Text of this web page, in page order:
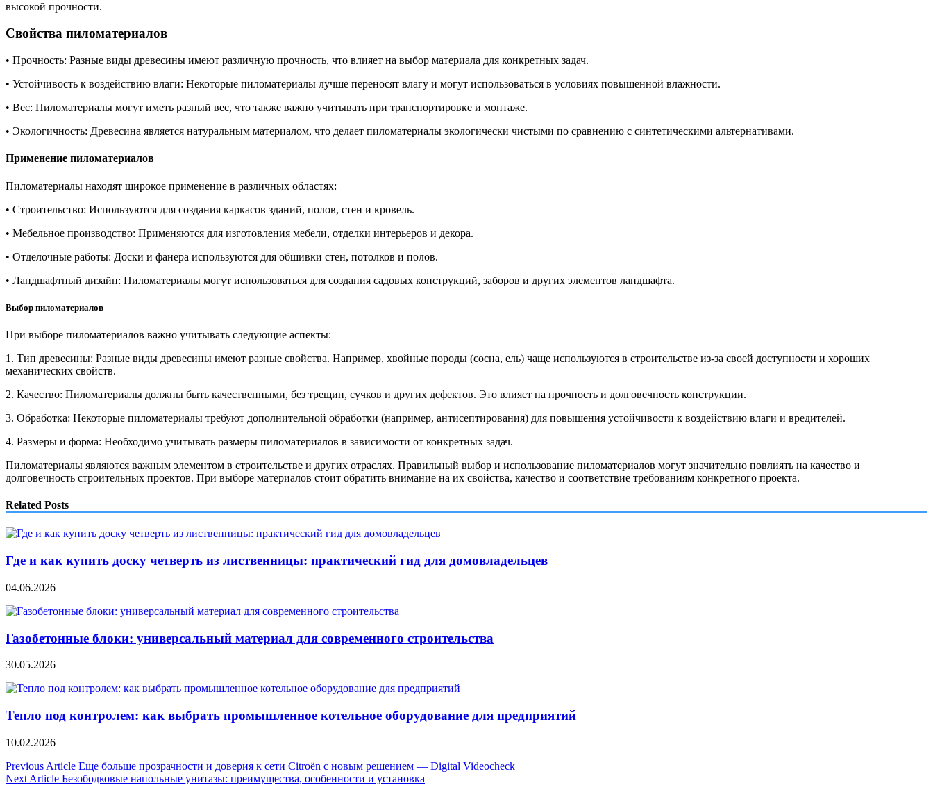
высокой прочности.
Свойства пиломатериалов
• Прочность: Разные виды древесины имеют различную прочность, что влияет на выбор материала для конкретных задач.
• Устойчивость к воздействию влаги: Некоторые пиломатериалы лучше переносят влагу и могут использоваться в условиях повышенной влажности.
• Вес: Пиломатериалы могут иметь разный вес, что также важно учитывать при транспортировке и монтаже.
• Экологичность: Древесина является натуральным материалом, что делает пиломатериалы экологически чистыми по сравнению с синтетическими альтернативами.
Применение пиломатериалов
Пиломатериалы находят широкое применение в различных областях:
• Строительство: Используются для создания каркасов зданий, полов, стен и кровель.
• Мебельное производство: Применяются для изготовления мебели, отделки интерьеров и декора.
• Отделочные работы: Доски и фанера используются для обшивки стен, потолков и полов.
• Ландшафтный дизайн: Пиломатериалы могут использоваться для создания садовых конструкций, заборов и других элементов ландшафта.
Выбор пиломатериалов
При выборе пиломатериалов важно учитывать следующие аспекты:
1. Тип древесины: Разные виды древесины имеют разные свойства. Например, хвойные породы (сосна, ель) чаще используются в строительстве из-за своей доступности и хороших
механических свойств.
2. Качество: Пиломатериалы должны быть качественными, без трещин, сучков и других дефектов. Это влияет на прочность и долговечность конструкции.
3. Обработка: Некоторые пиломатериалы требуют дополнительной обработки (например, антисептирования) для повышения устойчивости к воздействию влаги и вредителей.
4. Размеры и форма: Необходимо учитывать размеры пиломатериалов в зависимости от конкретных задач.
Пиломатериалы являются важным элементом в строительстве и других отраслях. Правильный выбор и использование пиломатериалов могут значительно повлиять на качество и
долговечность строительных проектов. При выборе материалов стоит обратить внимание на их свойства, качество и соответствие требованиям конкретного проекта.
Related Posts
Где и как купить доску четверть из лиственницы: практический гид для домовладельцев
04.06.2026
Газобетонные блоки: универсальный материал для современного строительства
30.05.2026
Тепло под контролем: как выбрать промышленное котельное оборудование для предприятий
10.02.2026
Навигация
Previous Article Еще больше прозрачности и доверия к сети Citroën с новым решением — Digital Videocheck
Next Article Безободковые напольные унитазы: преимущества, особенности и установка